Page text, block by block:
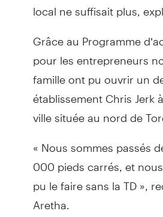
local ne suffisait plus,
Grâce au Programme
pour les entrepreneurs
famille ont pu ouvrir un
établissement Chris Jerk
ville située au nord de
« Nous sommes passés
000 pieds carrés, et
pu le faire sans la TD »,
Aretha.